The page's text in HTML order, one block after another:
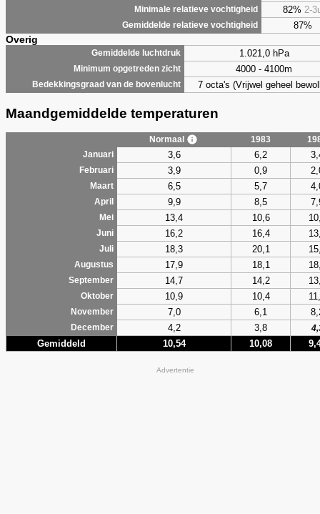
Minimale relatieve vochtigheid 82% 2-
Gemiddelde relatieve vochtigheid 87%
Overig
Gemiddelde luchtdruk 1.021,0 hPa
Minimum opgetreden zicht 4000 - 4100m
Bedekkingsgraad van de bovenlucht 7 octa's (Vrijwel geheel
Maandgemiddelde temperaturen
Normaal 1983
Januari
3,6 6,2
Februari 3,9 0,9
Maart 6,5 5,7
April 9,9 8,5
Mei 13,4 10,6
Juni 16,2 16,4
Juli 18,3 20,1
Augustus 17,9 18,1
September 14,7 14,2
Oktober 10,9 10,4
November 7,0 6,1
December 4,2 3,8
Gemiddeld 10,54 10,08
Advertentie